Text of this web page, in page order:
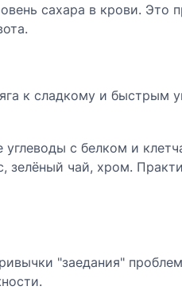
сахара в крови. Это
к сладкому и быстрым
с белком и
зелёный чай, хром.
"заедания"